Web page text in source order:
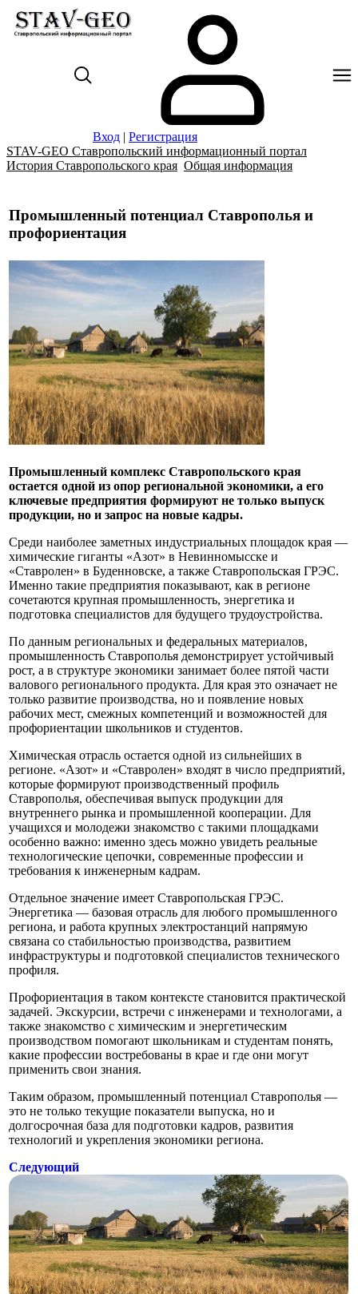
Вход | Регистрация
STAV-GEO Ставропольский информационный портал
История Ставропольского края Общая информация
Промышленный потенциал Ставрополья и
профориентация
Промышленный комплекс Ставропольского края
остается одной из опор региональной экономики, а его
ключевые предприятия формируют не только выпуск
продукции, но и запрос на новые кадры.
Среди наиболее заметных индустриальных площадок края —
химические гиганты «Азот» в Невинномысске и
«Ставролен» в Буденновске, а также Ставропольская ГРЭС.
Именно такие предприятия показывают, как в регионе
сочетаются крупная промышленность, энергетика и
подготовка специалистов для будущего трудоустройства.
По данным региональных и федеральных материалов,
промышленность Ставрополья демонстрирует устойчивый
рост, а в структуре экономики занимает более пятой части
валового регионального продукта. Для края это означает не
только развитие производства, но и появление новых
рабочих мест, смежных компетенций и возможностей для
профориентации школьников и студентов.
Химическая отрасль остается одной из сильнейших в
регионе. «Азот» и «Ставролен» входят в число предприятий,
которые формируют производственный профиль
Ставрополья, обеспечивая выпуск продукции для
внутреннего рынка и промышленной кооперации. Для
учащихся и молодежи знакомство с такими площадками
особенно важно: именно здесь можно увидеть реальные
технологические цепочки, современные профессии и
требования к инженерным кадрам.
Отдельное значение имеет Ставропольская ГРЭС.
Энергетика — базовая отрасль для любого промышленного
региона, и работа крупных электростанций напрямую
связана со стабильностью производства, развитием
инфраструктуры и подготовкой специалистов технического
профиля.
Профориентация в таком контексте становится практической
задачей. Экскурсии, встречи с инженерами и технологами, а
также знакомство с химическим и энергетическим
производством помогают школьникам и студентам понять,
какие профессии востребованы в крае и где они могут
применить свои знания.
Таким образом, промышленный потенциал Ставрополья —
это не только текущие показатели выпуска, но и
долгосрочная база для подготовки кадров, развития
технологий и укрепления экономики региона.
Следующий